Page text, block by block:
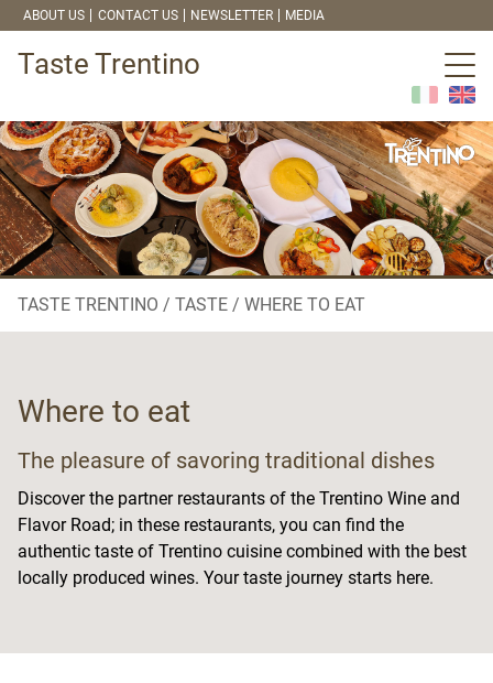
ABOUT US CONTACT US NEWSLETTER MEDIA
Taste Trentino
TASTE TRENTINO TASTE WHERE TO EAT
Where to eat
The pleasure of savoring traditional dishes
Discover the partner restaurants of the Trentino Wine and
Flavor Road; in these restaurants, you can find the
authentic taste of Trentino cuisine combined with the best
locally produced wines. Your taste journey starts here.